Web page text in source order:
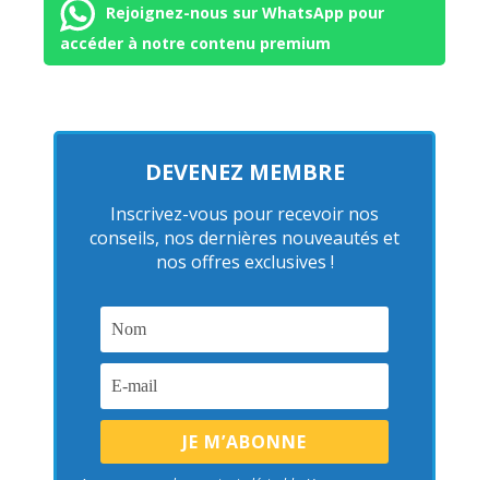
Rejoignez-nous sur WhatsApp pour
accéder à notre contenu premium
DEVENEZ MEMBRE
Inscrivez-vous pour recevoir nos
conseils, nos dernières nouveautés et
nos offres exclusives !